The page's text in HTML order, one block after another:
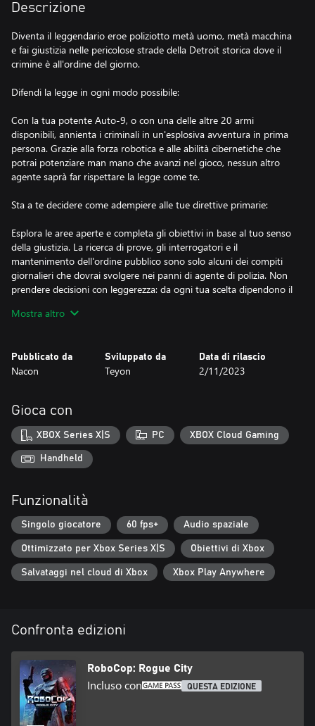
Descrizione
Diventa il leggendario eroe poliziotto metà uomo, metà macchina
e fai giustizia nelle pericolose strade della Detroit storica dove il
crimine è all'ordine del giorno.
Difendi la legge in ogni modo possibile:
Con la tua potente Auto-9, o con una delle altre 20 armi
disponibili, annienta i criminali in un'esplosiva avventura in prima
persona. Grazie alla forza robotica e alle abilità cibernetiche che
potrai potenziare man mano che avanzi nel gioco, nessun altro
agente saprà far rispettare la legge come te.
Sta a te decidere come adempiere alle tue direttive primarie:
Esplora le aree aperte e completa gli obiettivi in base al tuo senso
della giustizia. La ricerca di prove, gli interrogatori e il
mantenimento dell'ordine pubblico sono solo alcuni dei compiti
giornalieri che dovrai svolgere nei panni di agente di polizia. Non
prendere decisioni con leggerezza: da ogni tua scelta dipendono il
Nella città di Detroit sono stati compiuti svariati reati e un nuovo
nemico sta minacciando l'ordine pubblico. La tua indagine ti
ambientata nei film RoboCop 2 e 3. Esplora ambientazioni
iconiche e incontra volti familiari del mondo di RoboCop. Peter
Weller, l'attore originale, si è prestato come doppiatore del cyber-
poliziotto.
Preparati a…
PROTEGGERE GLI INNOCENTI E A DIFENDERE LA LEGGE
Mostra altro
Pubblicato da
Nacon
Sviluppato da
Teyon
Data di rilascio
2/11/2023
Gioca con
XBOX Series X|S PC XBOX Cloud Gaming
Handheld
Funzionalità
Singolo giocatore 60 fps+ Audio spaziale
Ottimizzato per Xbox Series X|S Obiettivi di Xbox
Salvataggi nel cloud di Xbox Xbox Play Anywhere
Confronta edizioni
RoboCop: Rogue City
Incluso con QUESTA EDIZIONE